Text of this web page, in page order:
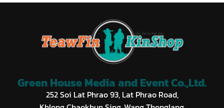
Green House Media and Event Co.,Ltd.
252 Soi Lat Phrao 93, Lat Phrao Road,